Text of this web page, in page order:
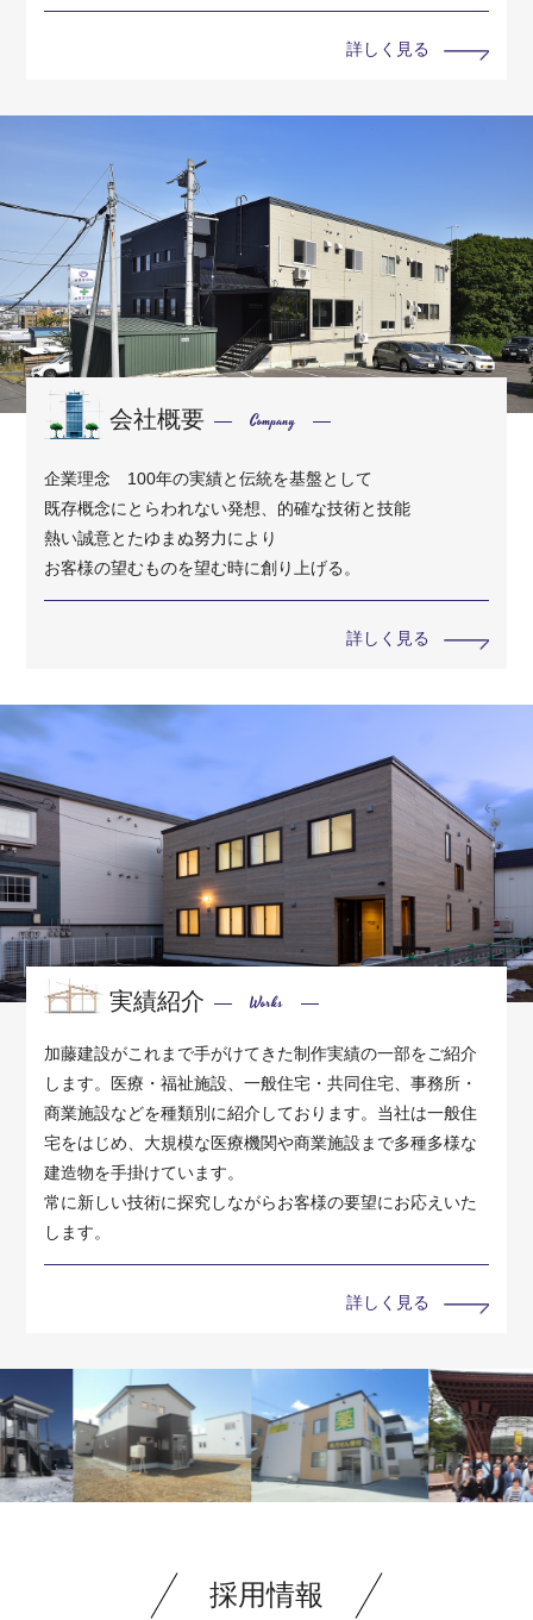
詳しく見る
会社概要 Company
企業理念 100年の実績と伝統を基盤として
既存概念にとらわれない発想、的確な技術と技能
熱い誠意とたゆまぬ努力により
お客様の望むものを望む時に創り上げる。
詳しく見る
実績紹介 Works
加藤建設がこれまで手がけてきた制作実績の一部をご紹介
します。医療・福祉施設、一般住宅・共同住宅、事務所・
商業施設などを種類別に紹介しております。当社は一般住
宅をはじめ、大規模な医療機関や商業施設まで多種多様な
建造物を手掛けています。
常に新しい技術に探究しながらお客様の要望にお応えいた
します。
詳しく見る
採用情報